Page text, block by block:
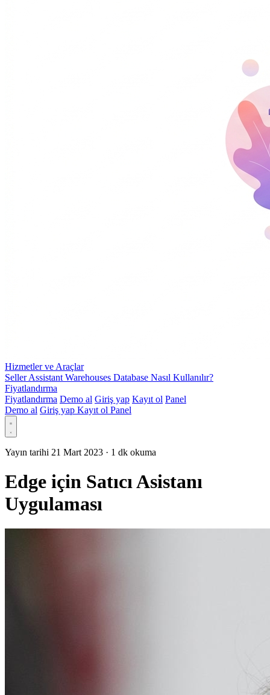
Hizmetler ve Araçlar
Seller Assistant Warehouses Database Nasıl Kullanılır?
Fiyatlandırma
Fiyatlandırma Demo al Giriş yap Kayıt ol Panel
Demo al Giriş yap Kayıt ol Panel
Yayın tarihi 21 Mart 2023 · 1 dk okuma
Edge için Satıcı Asistanı
Uygulaması